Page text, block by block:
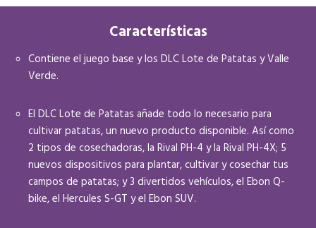
Características
Contiene el juego base y los DLC Lote de Patatas y Valle
Verde.
El DLC Lote de Patatas añade todo lo necesario para
cultivar patatas, un nuevo producto disponible. Así como
2 tipos de cosechadoras, la Rival PH-4 y la Rival PH-4X; 5
nuevos dispositivos para plantar, cultivar y cosechar tus
campos de patatas; y 3 divertidos vehículos, el Ebon Q-
bike, el Hercules S-GT y el Ebon SUV.